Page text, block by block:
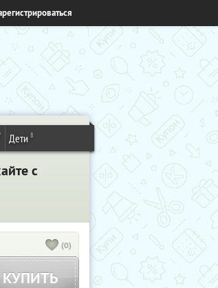
Дети 8
с
(0)
КУПИТЬ